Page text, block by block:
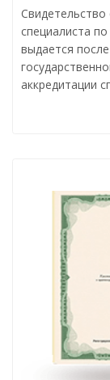
Свидетельство
специалиста
выдается
аккредитации